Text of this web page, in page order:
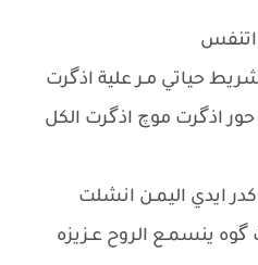
اتنفس
حياتي مـر علية اذگرت
اذگرت موچ اذگرت الكل
ايدي اليمـن انشلت
ينسمـع الروح عـزيزه